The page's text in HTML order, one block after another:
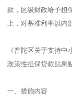
款，区级财政给予担
上，对基准利率以内
《普陀区关于支持
政策性担保贷款贴息
一、措施内容